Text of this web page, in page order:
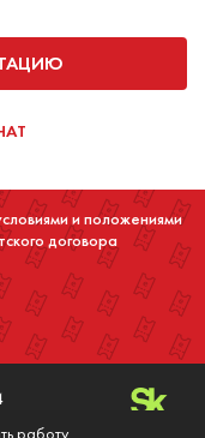
и положениями
договора
работу